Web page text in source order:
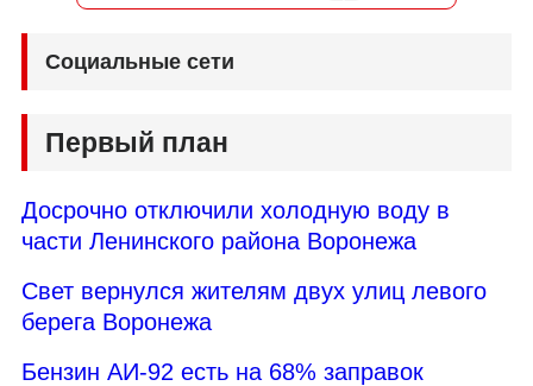
Социальные сети
Первый план
Досрочно отключили холодную воду в
части Ленинского района Воронежа
Свет вернулся жителям двух улиц левого
берега Воронежа
Бензин АИ-92 есть на 68% заправок